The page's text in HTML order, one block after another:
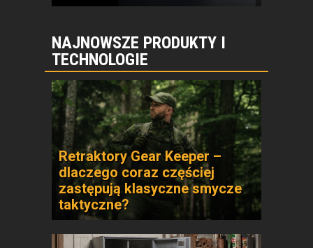
NAJNOWSZE PRODUKTY I
TECHNOLOGIE
Retraktory Gear Keeper –
dlaczego coraz częściej
zastępują klasyczne smycze
taktyczne?